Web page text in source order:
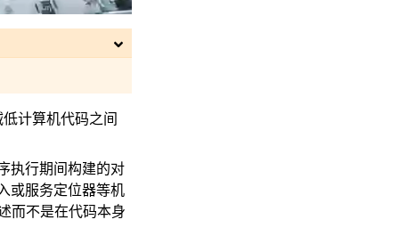
计算机代码之间
执行期间构建的对
或服务定位器等机
而不是在代码本身